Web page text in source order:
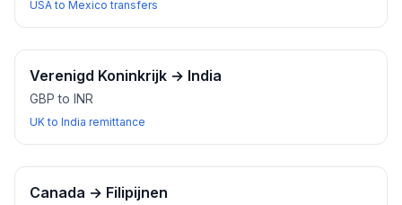
USA to Mexico transfers
Verenigd Koninkrijk → India
GBP to INR
UK to India remittance
Canada → Filipijnen